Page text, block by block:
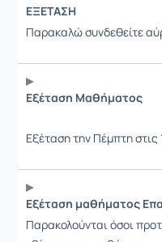
ΕΞΕΤΑΣΗ
Παρακαλώ συνδεθείτε
Εξέταση Μαθήματος
Εξέταση την Πέμπτη
Εξέταση μαθήματος
Παρακολούνται όσοι